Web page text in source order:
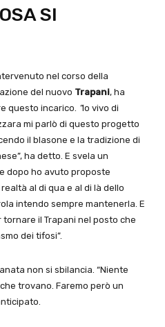
SI
nel corso della
del nuovo Trapani, ha
questo incarico. “Io vivo di
mi parlò di questo progetto
il blasone e la tradizione di
ha detto. E svela un
dopo ho avuto proposte
al di qua e al di là dello
intendo sempre mantenerla. E
il Trapani nel posto che
dei tifosi”.
non si sbilancia. “Niente
trovano. Faremo però un